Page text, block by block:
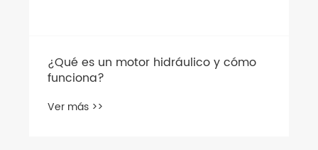
¿Qué es un motor hidráulico y cómo
funciona?
Ver más >>